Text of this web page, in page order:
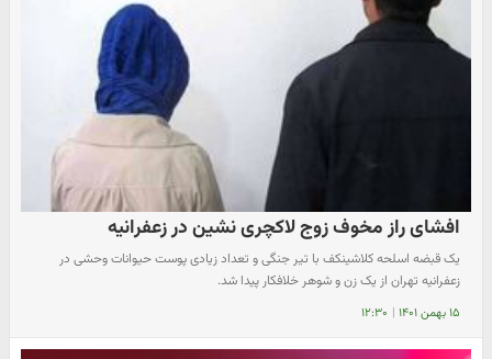
افشای راز مخوف زوج لاکچری نشین در زعفرانیه
یک قبضه اسلحه کلاشینکف با تیر جنگی و تعداد زیادی پوست حیوانات وحشی در
زعفرانیه تهران از یک زن و شوهر خلافکار پیدا شد.
۱۵ بهمن ۱۴۰۱ | ۱۲:۳۰